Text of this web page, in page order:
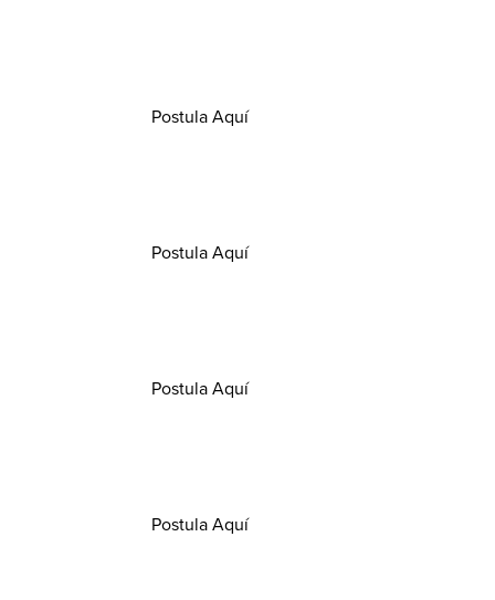
Postula AquíOpens in a new window/tab
Postula AquíOpens in a new window/tab
Postula AquíOpens in a new window/tab
Postula AquíOpens in a new window/tab